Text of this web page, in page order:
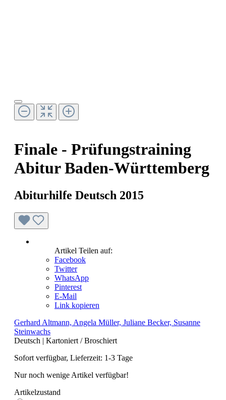
Finale - Prüfungstraining
Abitur Baden-Württemberg
Abiturhilfe Deutsch 2015
Artikel Teilen auf:
Facebook
Twitter
WhatsApp
Pinterest
E-Mail
Link kopieren
Gerhard Altmann, Angela Müller, Juliane Becker, Susanne
Steinwachs
Deutsch | Kartoniert / Broschiert
Sofort verfügbar, Lieferzeit: 1-3 Tage
Nur noch wenige Artikel verfügbar!
Artikelzustand